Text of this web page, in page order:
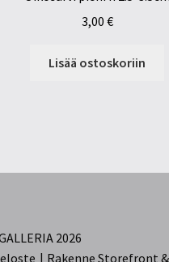
3,00 €
Lisää ostoskoriin
2026
Rakenne Storefront